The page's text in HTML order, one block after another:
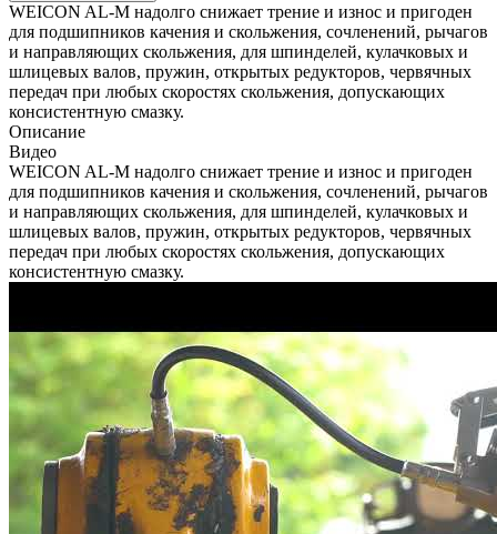
WEICON AL-M надолго снижает трение и износ и пригоден
для подшипников качения и скольжения, сочленений, рычагов
и направляющих скольжения, для шпинделей, кулачковых и
шлицевых валов, пружин, открытых редукторов, червячных
передач при любых скоростях скольжения, допускающих
консистентную смазку.
Описание
Видео
WEICON AL-M надолго снижает трение и износ и пригоден
для подшипников качения и скольжения, сочленений, рычагов
и направляющих скольжения, для шпинделей, кулачковых и
шлицевых валов, пружин, открытых редукторов, червячных
передач при любых скоростях скольжения, допускающих
консистентную смазку.